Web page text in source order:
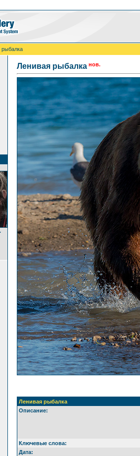
рыбалка
Ленивая рыбалка нов.
Ленивая рыбалка
Описание:
Ключевые слова:
Дата: